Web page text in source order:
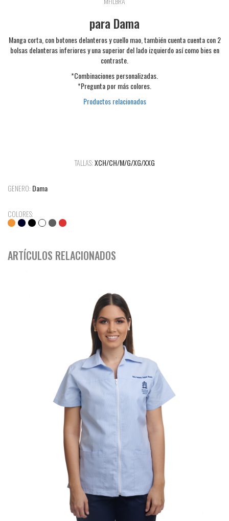
para Dama
Manga corta, con botones delanteros y cuello mao, también cuenta cuenta con 2
bolsas delanteras inferiores y una superior del lado izquierdo así como bies en
contraste.
*Combinaciones personalizadas.
*Pregunta por más colores.
Productos relacionados
TALLAS:XCH/CH/M/G/XG/XXG
GENERO: Dama
COLORES:
ARTÍCULOS RELACIONADOS